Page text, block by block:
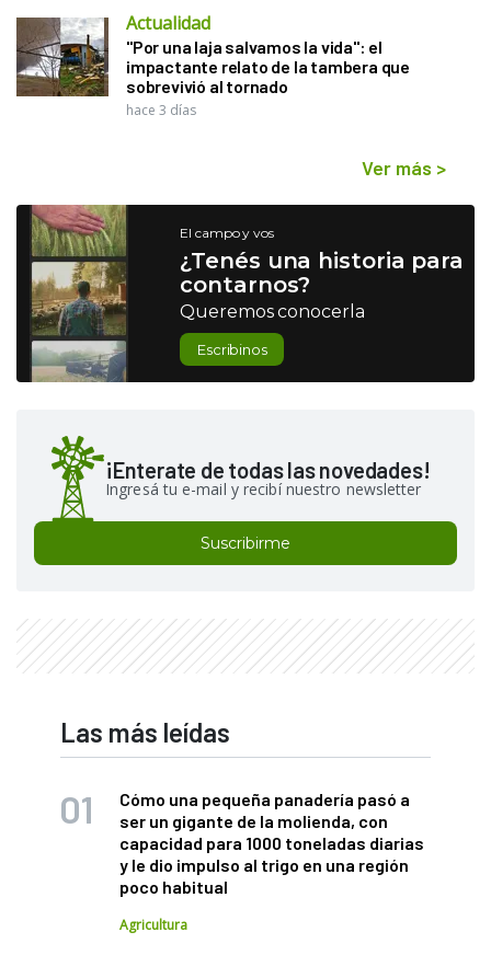
Actualidad
"Por una laja salvamos la vida": el
impactante relato de la tambera que
sobrevivió al tornado
hace 3 días
Ver más >
El campo y vos
¿Tenés una historia para
contarnos?
Queremos conocerla
Escribinos
¡Enterate de todas las novedades!
Ingresá tu e-mail y recibí nuestro newsletter
Suscribirme
Las más leídas
Cómo una pequeña panadería pasó a
ser un gigante de la molienda, con
capacidad para 1000 toneladas diarias
y le dio impulso al trigo en una región
poco habitual
Agricultura